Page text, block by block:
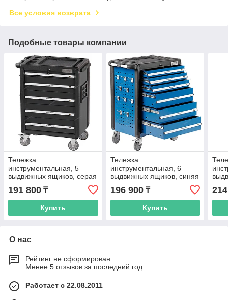
Все условия возврата
Подобные товары компании
Тележка
инструментальная, 5
выдвижных ящиков, серая
191 800 ₸
Купить
Тележка
инструментальная, 6
выдвижных ящиков, синяя
196 900₸
Купить
О нас
Рейтинг не сформирован
Менее 5 отзывов за последний год
Работает с 22.08.2011